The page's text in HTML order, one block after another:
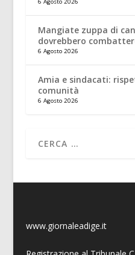
6 Agosto 2026
Mangiate zuppa di
dovrebbero
6 Agosto 2026
Amia e sindacati:
comunità
6 Agosto 2026
www.giornaleadige.it